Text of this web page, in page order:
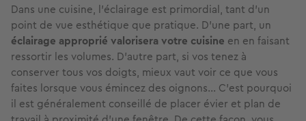
Dans une cuisine, l’éclairage est primordial, tant d’un
point de vue esthétique que pratique. D’une part, un
éclairage approprié valorisera votre cuisine en en faisant
ressortir les volumes. D’autre part, si vos tenez à
conserver tous vos doigts, mieux vaut voir ce que vous
faites lorsque vous émincez des oignons… C’est pourquoi
il est généralement conseillé de placer évier et plan de